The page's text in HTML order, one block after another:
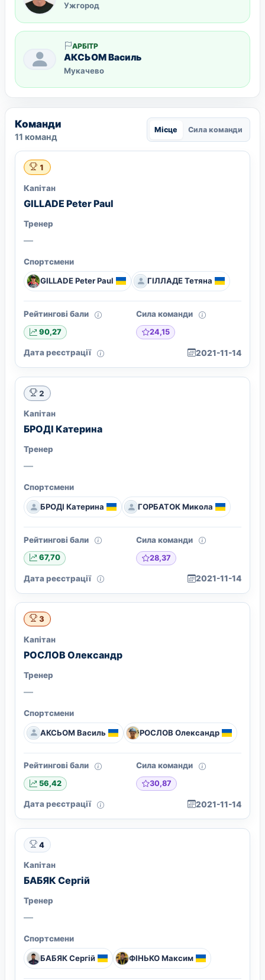
Ужгород
АРБІТР
АКСЬОМ Василь
Мукачево
Команди
11 команд
Місце Сила команди
1
Капітан
GILLADE Peter Paul
Тренер
—
Спортсмени
GILLADE Peter Paul ГІЛЛАДЕ Тетяна
Рейтингові бали
90,27
Сила команди
24,15
Дата реєстрації 2021-11-14
2
Капітан
БРОДІ Катерина
Тренер
—
Спортсмени
БРОДІ Катерина ГОРБАТОК Микола
Рейтингові бали
67,70
Сила команди
28,37
Дата реєстрації 2021-11-14
3
Капітан
РОСЛОВ Олександр
Тренер
—
Спортсмени
АКСЬОМ Василь РОСЛОВ Олександр
Рейтингові бали
56,42
Сила команди
30,87
Дата реєстрації 2021-11-14
4
Капітан
БАБЯК Сергій
Тренер
—
Спортсмени
БАБЯК Сергій ФІНЬКО Максим